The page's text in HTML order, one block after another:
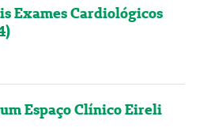
Exames Cardiológicos
Espaço Clínico Eireli